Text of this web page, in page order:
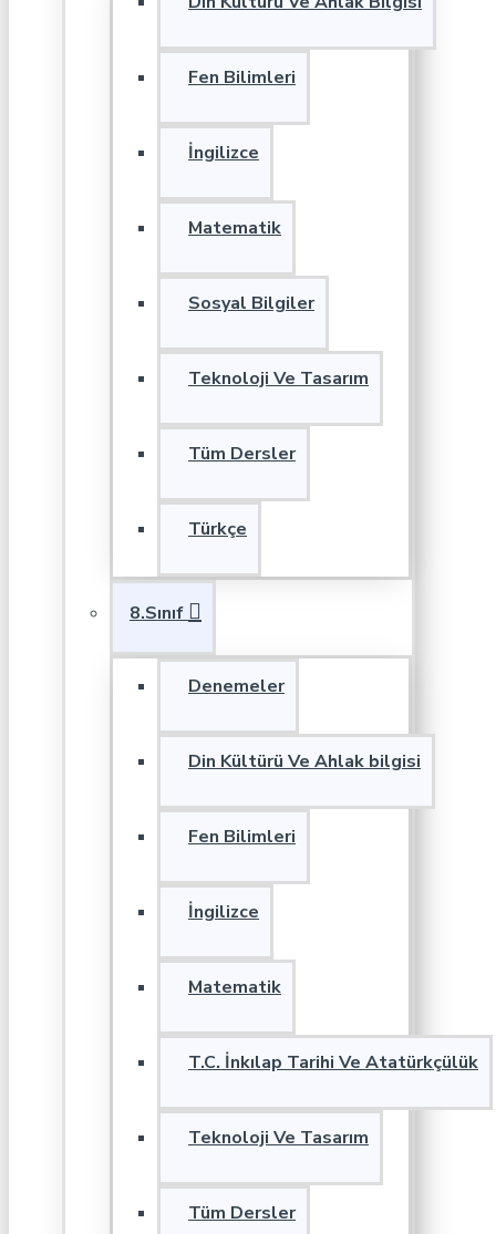
Fen Bilimleri
İngilizce
Matematik
Sosyal Bilgiler
Teknoloji Ve Tasarım
Tüm Dersler
Türkçe
8.Sınıf
Denemeler
Din Kültürü Ve Ahlak bilgisi
Fen Bilimleri
İngilizce
Matematik
T.C. İnkılap Tarihi Ve Atatürkçülük
Teknoloji Ve Tasarım
Tüm Dersler